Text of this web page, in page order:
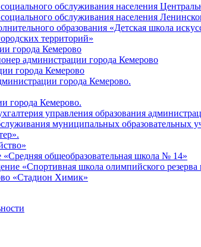
обслуживания населения
обслуживания населения
образования «Детская школа
территорий»
города Кемерово
администрации города Кемерово
города Кемерово
города Кемерово.
города Кемерово.
управления образования
муниципальных образовательных
общеобразовательная школа № 14»
«Спортивная школа олимпийского резерва
«Стадион Химик»